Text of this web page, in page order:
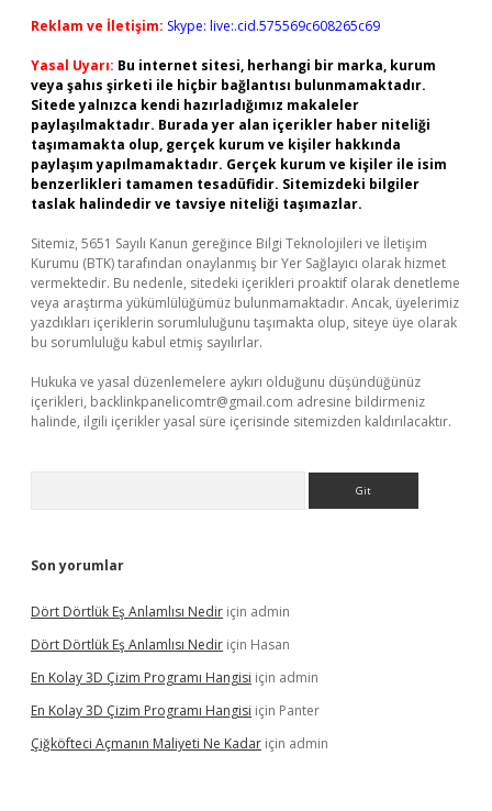
Reklam ve İletişim: Skype: live:.cid.575569c608265c69
Yasal Uyarı: Bu internet sitesi, herhangi bir marka, kurum
veya şahıs şirketi ile hiçbir bağlantısı bulunmamaktadır.
Sitede yalnızca kendi hazırladığımız makaleler
paylaşılmaktadır. Burada yer alan içerikler haber niteliği
taşımamakta olup, gerçek kurum ve kişiler hakkında
paylaşım yapılmamaktadır. Gerçek kurum ve kişiler ile isim
benzerlikleri tamamen tesadüfidir. Sitemizdeki bilgiler
taslak halindedir ve tavsiye niteliği taşımazlar.
Sitemiz, 5651 Sayılı Kanun gereğince Bilgi Teknolojileri ve İletişim
Kurumu (BTK) tarafından onaylanmış bir Yer Sağlayıcı olarak hizmet
vermektedir. Bu nedenle, sitedeki içerikleri proaktif olarak denetleme
veya araştırma yükümlülüğümüz bulunmamaktadır. Ancak, üyelerimiz
yazdıkları içeriklerin sorumluluğunu taşımakta olup, siteye üye olarak
bu sorumluluğu kabul etmiş sayılırlar.
Hukuka ve yasal düzenlemelere aykırı olduğunu düşündüğünüz
içerikleri, backlinkpanelicomtr@gmail.com adresine bildirmeniz
halinde, ilgili içerikler yasal süre içerisinde sitemizden kaldırılacaktır.
Son yorumlar
Dört Dörtlük Eş Anlamlısı Nedir için admin
Dört Dörtlük Eş Anlamlısı Nedir için Hasan
En Kolay 3D Çizim Programı Hangisi için admin
En Kolay 3D Çizim Programı Hangisi için Panter
Çiğköfteci Açmanın Maliyeti Ne Kadar için admin